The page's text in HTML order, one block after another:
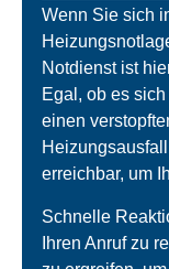
Wenn Sie sich
Notdienst ist
Egal, ob es
einen
erreichbar, um
Schnelle
Ihren Anruf zu